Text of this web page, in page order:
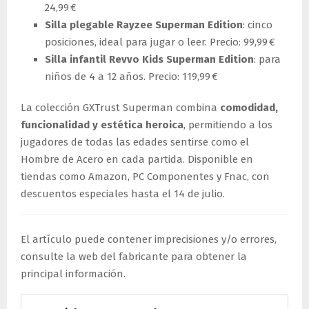
24,99 €
Silla plegable Rayzee Superman Edition: cinco
posiciones, ideal para jugar o leer. Precio: 99,99 €
Silla infantil Revvo Kids Superman Edition: para
niños de 4 a 12 años. Precio: 119,99 €
La colección GXTrust Superman combina comodidad,
funcionalidad y estética heroica, permitiendo a los
jugadores de todas las edades sentirse como el
Hombre de Acero en cada partida. Disponible en
tiendas como Amazon, PC Componentes y Fnac, con
descuentos especiales hasta el 14 de julio.
El artículo puede contener imprecisiones y/o errores,
consulte la web del fabricante para obtener la
principal información.